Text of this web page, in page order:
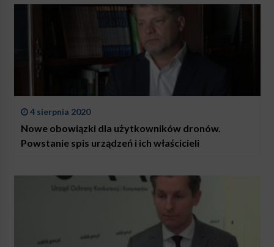
4 sierpnia 2020
Nowe obowiązki dla użytkowników dronów.
Powstanie spis urządzeń i ich właścicieli